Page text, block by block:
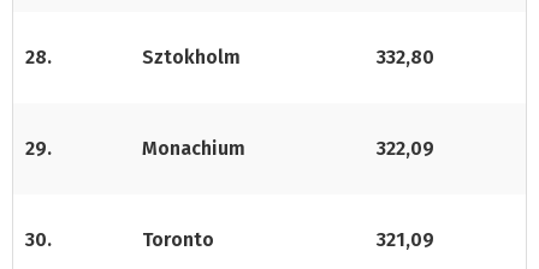
28. Sztokholm 332,80
29. Monachium 322,09
30. Toronto 321,09